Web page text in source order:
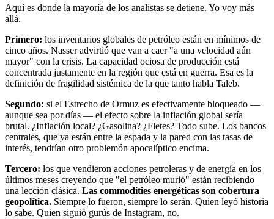
Aquí es donde la mayoría de los analistas se detiene. Yo voy más
allá.
Primero: los inventarios globales de petróleo están en mínimos de
cinco años. Nasser advirtió que van a caer "a una velocidad aún
mayor" con la crisis. La capacidad ociosa de producción está
concentrada justamente en la región que está en guerra. Esa es la
definición de fragilidad sistémica de la que tanto habla Taleb.
Segundo: si el Estrecho de Ormuz es efectivamente bloqueado —
aunque sea por días — el efecto sobre la inflación global sería
brutal. ¿Inflación local? ¿Gasolina? ¿Fletes? Todo sube. Los bancos
centrales, que ya están entre la espada y la pared con las tasas de
interés, tendrían otro problemón apocalíptico encima.
Tercero: los que vendieron acciones petroleras y de energía en los
últimos meses creyendo que "el petróleo murió" están recibiendo
una lección clásica. Las commodities energéticas son cobertura
geopolítica. Siempre lo fueron, siempre lo serán. Quien leyó historia
lo sabe. Quien siguió gurús de Instagram, no.